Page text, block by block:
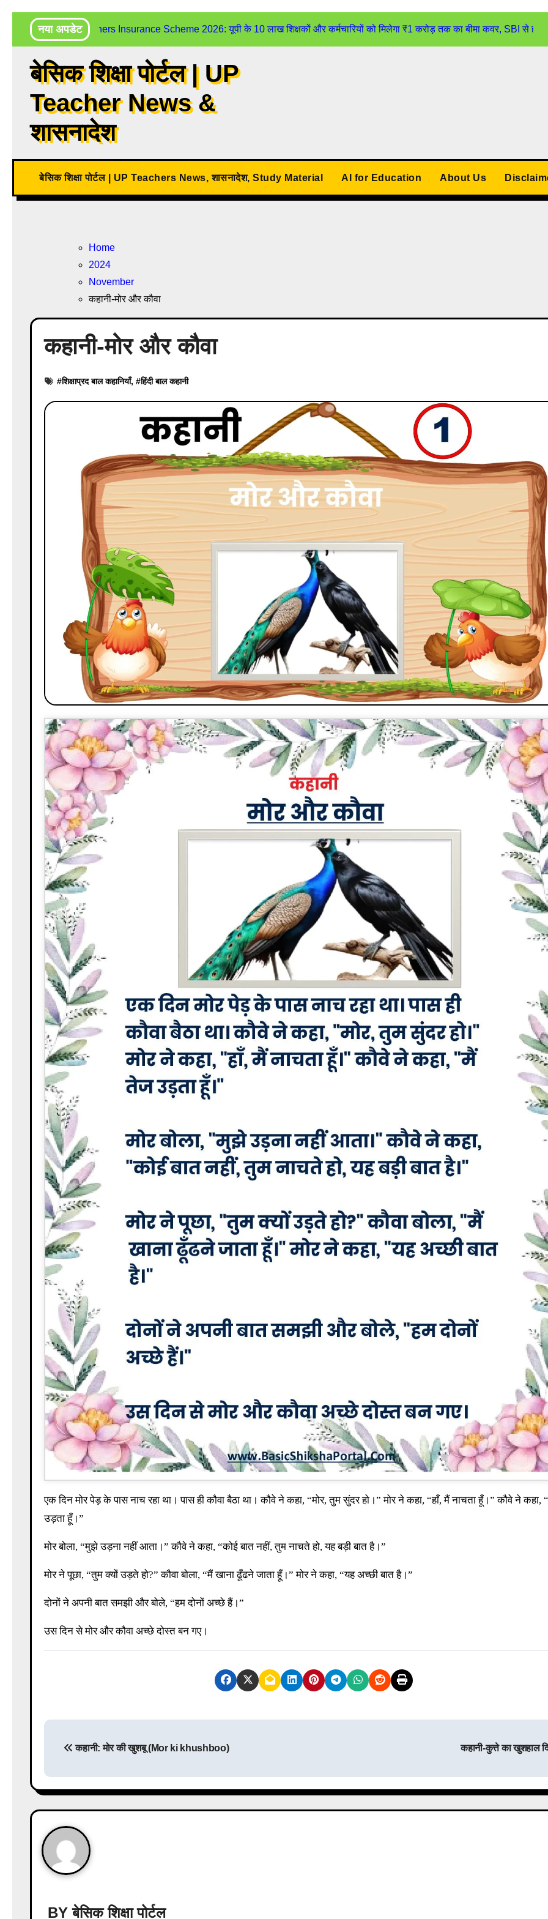
नया अपडेटUP Teachers Insurance Scheme 2026: यूपी के 10 लाख शिक्षकों और कर्मचारियों को मिलेगा ₹1 करोड़ तक का बीमा कवर, SBI से होगा
बेसिक शिक्षा पोर्टल | UP
Teacher News &
शासनादेश
बेसिक शिक्षा पोर्टल | UP Teachers News, शासनादेश, Study Material AI for Education About Us
Home
2024
November
कहानी-मोर और कौवा
कहानी-मोर और कौवा
#शिक्षाप्रद बाल कहानियाँ, #हिंदी बाल कहानी
एक दिन मोर पेड़ के पास नाच रहा था। पास ही कौवा बैठा था। कौवे ने कहा, “मोर, तुम सुंदर हो।” मोर ने कहा, “हाँ, मैं नाचता हूँ।” कौवे ने कहा, “मैं तेज
उड़ता हूँ।”
मोर बोला, “मुझे उड़ना नहीं आता।” कौवे ने कहा, “कोई बात नहीं, तुम नाचते हो, यह बड़ी बात है।”
मोर ने पूछा, “तुम क्यों उड़ते हो?” कौवा बोला, “मैं खाना ढूँढने जाता हूँ।” मोर ने कहा, “यह अच्छी बात है।”
दोनों ने अपनी बात समझी और बोले, “हम दोनों अच्छे हैं।”
उस दिन से मोर और कौवा अच्छे दोस्त बन गए।
s
t
n
a
v
i
कहानी: मोर की खुशबू (Mor ki khushboo) कहानी-कुत्ते का खुशहाल
BYबेसिक शिक्षा पोर्टल